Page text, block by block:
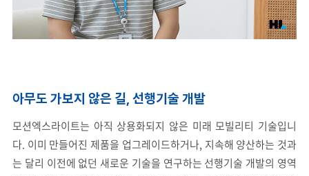
아무도 가보지 않은 길, 선행기술 개발
모션엑스라이트는 아직 상용화되지 않은 미래 모빌리티 기술입니
다. 이미 만들어진 제품을 업그레이드하거나, 지속해 양산하는 것과
는 달리 이전에 없던 새로운 기술을 연구하는 선행기술 개발의 영역